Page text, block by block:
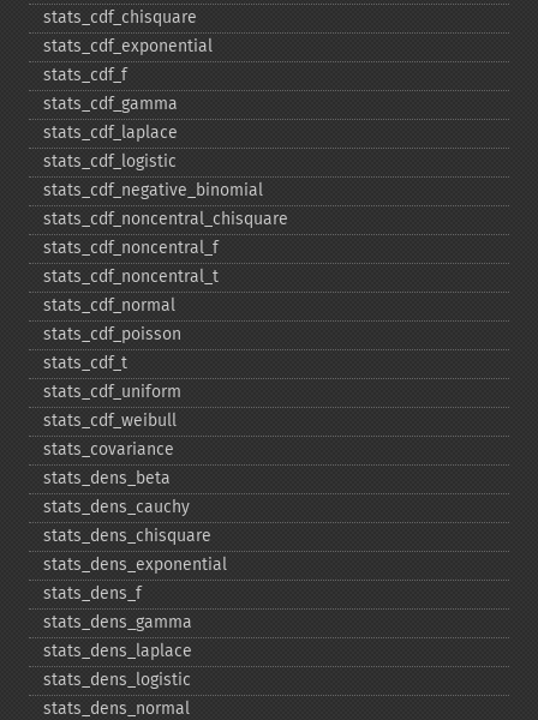
stats_​cdf_​chisquare
stats_​cdf_​exponential
stats_​cdf_​f
stats_​cdf_​gamma
stats_​cdf_​laplace
stats_​cdf_​logistic
stats_​cdf_​negative_​binomial
stats_​cdf_​noncentral_​chisquare
stats_​cdf_​noncentral_​f
stats_​cdf_​noncentral_​t
stats_​cdf_​normal
stats_​cdf_​poisson
stats_​cdf_​t
stats_​cdf_​uniform
stats_​cdf_​weibull
stats_​covariance
stats_​dens_​beta
stats_​dens_​cauchy
stats_​dens_​chisquare
stats_​dens_​exponential
stats_​dens_​f
stats_​dens_​gamma
stats_​dens_​laplace
stats_​dens_​logistic
stats_​dens_​normal